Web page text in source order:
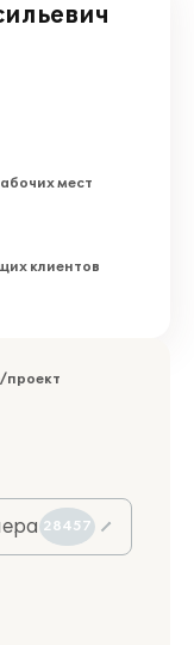
мест
клиентов
проект
28457